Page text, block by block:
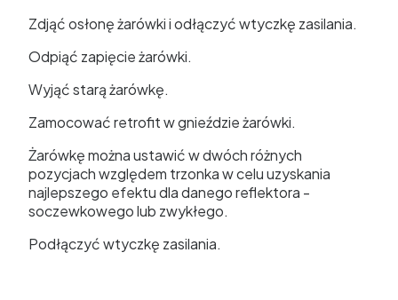
Zdjąć osłonę żarówki i odłączyć wtyczkę zasilania.
Odpiąć zapięcie żarówki.
Wyjąć starą żarówkę.
Zamocować retrofit w gnieździe żarówki.
Żarówkę można ustawić w dwóch różnych
pozycjach względem trzonka w celu uzyskania
najlepszego efektu dla danego reflektora -
soczewkowego lub zwykłego.
Podłączyć wtyczkę zasilania.